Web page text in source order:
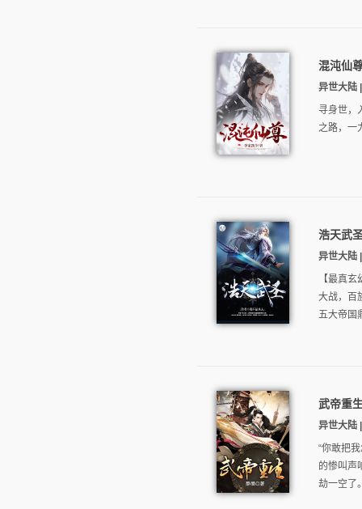
混沌仙
异世大陆
寻身世，
之路，一
浩天武
异世大陆
【最真
大战，百
五大帝国
武帝重
异世大陆
“你敢把
的惨叫声
劫一空了